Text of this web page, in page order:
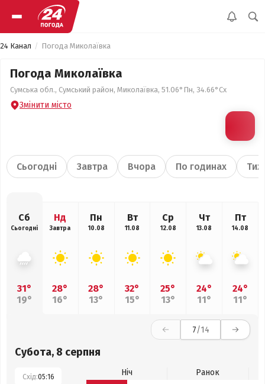
24 Канал Погода Миколаївка
Погода Миколаївка
Сумська обл., Сумський район, Миколаївка, 51.06°Пн, 34.66°Сх
Змінити місто
Сьогодні Завтра Вчора По годинах
Сб
Сьогодні
31°
19°
Нд
Завтра
28°
16°
Пн
10.08
28°
13°
Вт
11.08
32°
15°
Ср
12.08
25°
13°
Чт
13.08
24°
11°
Пт
14.08
24°
11°
7/14
Субота, 8 серпня
Схід:05:16 Ніч
Ранок